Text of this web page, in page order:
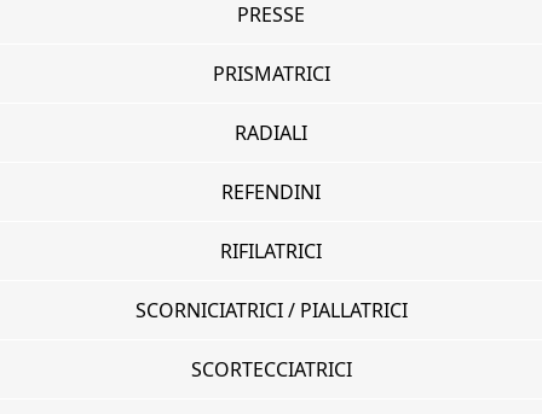
PRESSE
PRISMATRICI
RADIALI
REFENDINI
RIFILATRICI
SCORNICIATRICI / PIALLATRICI
SCORTECCIATRICI